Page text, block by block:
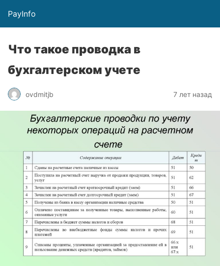
PayInfo
Что такое проводка в
бухгалтерском учете
ovdmitjb 7 лет назад